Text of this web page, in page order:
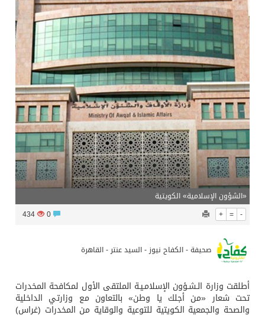
مركز الملك سلمان للإغاثة يضع حجر الأساس لمشروع بناء وإعادة تأهيل 13 مدرسة في محافظتي لحج والضالع
نادي سباقات الخيل يوقّع اتفاقية رعاية مع تطبيق ميدان
«الشؤون الإسلامية» الكويتية
+ = -
434
صحيفة - الكفاح نيوز - السيد عنتر - القاهرة
أطلقت وزارة الـشـؤون الإسلامـيـة الملتقى الأول لمكافحة المخدرات
تحت شعار «من أجلك يا وطن» بالتعاون مع وزارتي الداخلية
والصحة والجمعية الكويتية للتوعية والوقاية من المخدرات (غراس)